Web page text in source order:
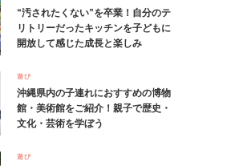
“汚されたくない”を卒業！自分のテ
リトリーだったキッチンを子どもに
開放して感じた成長と楽しみ
遊び
沖縄県内の子連れにおすすめの博物
館・美術館をご紹介！親子で歴史・
文化・芸術を学ぼう
遊び